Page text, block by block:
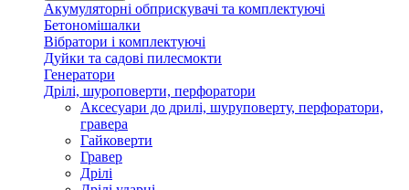
Акумуляторні обприскувачі та комплектуючі
Бетономішалки
Вібратори і комплектуючі
Дуйки та садові пилесмокти
Генератори
Дрілі, шуроповерти, перфоратори
Аксесуари до дрилі, шуруповерту, перфоратори,
гравера
Гайковерти
Гравер
Дрілі